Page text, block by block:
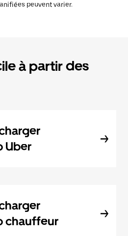
peuvent varier.
à partir des
Uber
chauffeur